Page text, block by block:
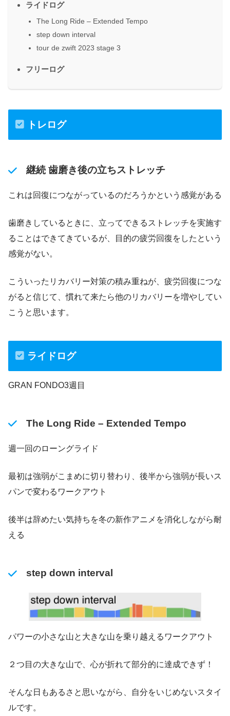
ライドログ
The Long Ride – Extended Tempo
step down interval
tour de zwift 2023 stage 3
フリーログ
トレログ
継続 歯磨き後の立ちストレッチ
これは回復につながっているのだろうかという感覚がある
歯磨きしているときに、立ってできるストレッチを実施す
ることはできてきているが、目的の疲労回復をしたという
感覚がない。
こういったリカバリー対策の積み重ねが、疲労回復につな
がると信じて、慣れて来たら他のリカバリーを増やしてい
こうと思います。
ライドログ
GRAN FONDO3週目
The Long Ride – Extended Tempo
週一回のローングライド
最初は強弱がこまめに切り替わり、後半から強弱が長いス
パンで変わるワークアウト
後半は辞めたい気持ちを冬の新作アニメを消化しながら耐
える
step down interval
パワーの小さな山と大きな山を乗り越えるワークアウト
２つ目の大きな山で、心が折れて部分的に達成できず！
そんな日もあるさと思いながら、自分をいじめないスタイ
ルです。